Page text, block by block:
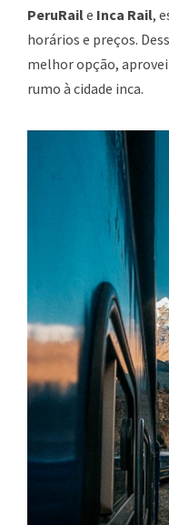
PeruRaile Inca Rail,
horários e preços.
melhor opção,
rumo à cidade inca.